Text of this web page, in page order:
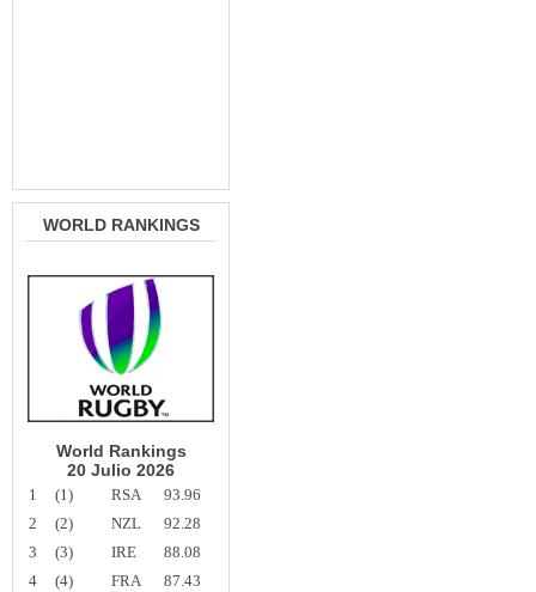
WORLD RANKINGS
World Rankings
20 Julio 2026
1 (1) RSA
93.96
2
(2) NZL
92.28
3
(3) IRE
88.08
4
(4) FRA
87.43